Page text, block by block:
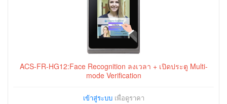
ACS-FR-HG12:Face Recognition ลงเวลา + เปิดประตู Multi-
mode Verification
เข้าสู่ระบบเพื่อดูราคา